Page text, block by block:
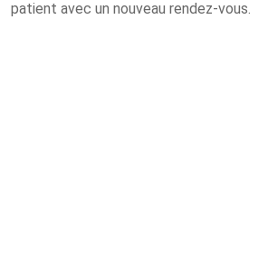
patient avec un nouveau rendez-vous.